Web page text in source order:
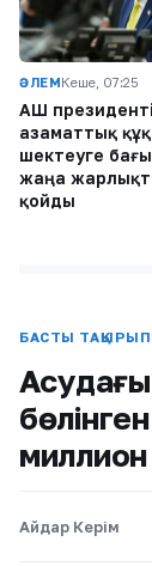
ӘЛЕМКеше, 07:25
АҚШ
азаматтық
шектеуге
жаңа
қойды
БАСТЫ ТАҚЫРЫП
миллион
Айдар Керім